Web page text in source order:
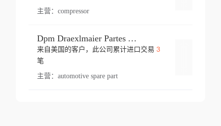
主营： compressor
Dpm Draexlmaier Partes Automotrices Corr Ind Huejotzingo
来自美国的客户，此公司累计进口交易 3
笔
主营： automotive spare part